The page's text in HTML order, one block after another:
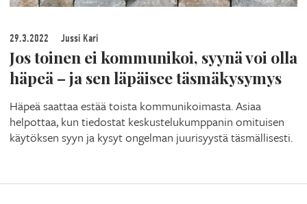
29.3.2022 Jussi Kari
Jos toinen ei kommunikoi, syynä voi olla
häpeä – ja sen läpäisee täsmäkysymys
Häpeä saattaa estää toista kommunikoimasta. Asiaa
helpottaa, kun tiedostat keskustelukumppanin omituisen
käytöksen syyn ja kysyt ongelman juurisyystä täsmällisesti.